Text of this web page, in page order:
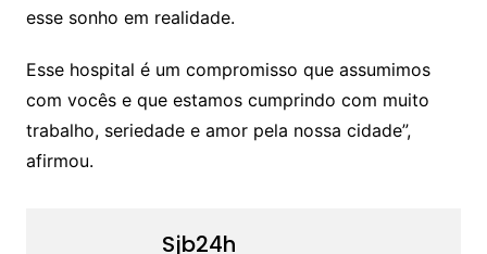
esse sonho em realidade.
Esse hospital é um compromisso que assumimos
com vocês e que estamos cumprindo com muito
trabalho, seriedade e amor pela nossa cidade”,
afirmou.
Sjb24h